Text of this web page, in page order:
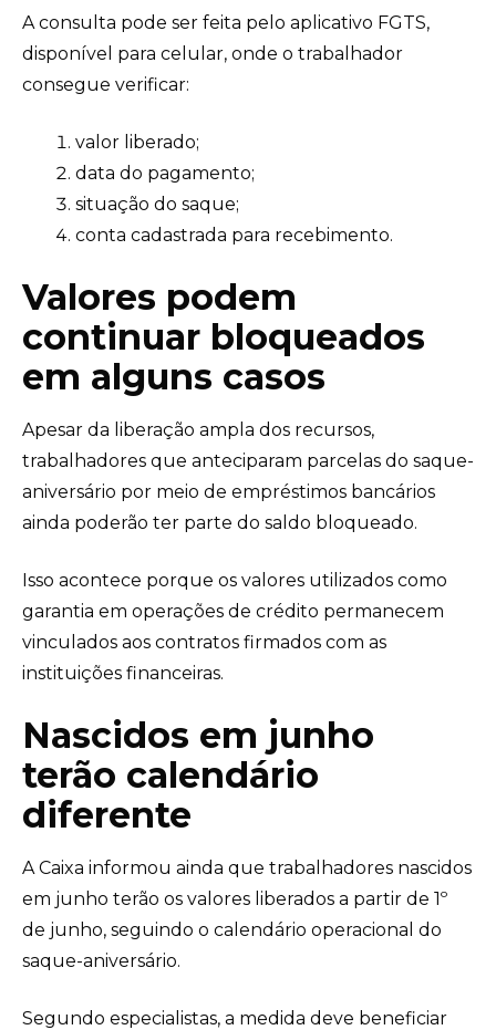
A consulta pode ser feita pelo aplicativo FGTS,
disponível para celular, onde o trabalhador
consegue verificar:
valor liberado;
data do pagamento;
situação do saque;
conta cadastrada para recebimento.
Valores podem
continuar bloqueados
em alguns casos
Apesar da liberação ampla dos recursos,
trabalhadores que anteciparam parcelas do saque-
aniversário por meio de empréstimos bancários
ainda poderão ter parte do saldo bloqueado.
Isso acontece porque os valores utilizados como
garantia em operações de crédito permanecem
vinculados aos contratos firmados com as
instituições financeiras.
Nascidos em junho
terão calendário
diferente
A Caixa informou ainda que trabalhadores nascidos
em junho terão os valores liberados a partir de 1º
de junho, seguindo o calendário operacional do
saque-aniversário.
Segundo especialistas, a medida deve beneficiar